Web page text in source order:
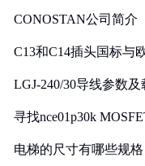
CONOSTAN公司简介
C13和C14插头国标与
LGJ-240/30导线参数
寻找nce01p30k
电梯的尺寸有哪些规格